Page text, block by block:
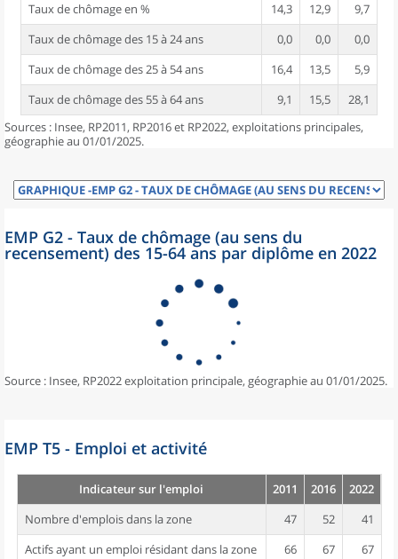
Taux de chômage en %
14,3 12,9
9,7
Taux de chômage des 15 à 24 ans
0,0 0,0
0,0
Taux de chômage des 25 à 54 ans
16,4 13,5
5,9
Taux de chômage des 55 à 64 ans
9,1 15,5
28,1
Sources : Insee, RP2011, RP2016 et RP2022, exploitations principales,
géographie au 01/01/2025.
EMP G2 - Taux de chômage (au sens du
recensement) des 15-64 ans par diplôme en 2022
Source : Insee, RP2022 exploitation principale, géographie au 01/01/2025.
EMP T5 - Emploi et activité
Indicateur sur l'emploi 2011 2016
2022
Nombre d'emplois dans la zone
47 52
41
Actifs ayant un emploi résidant dans la zone
66 67
67